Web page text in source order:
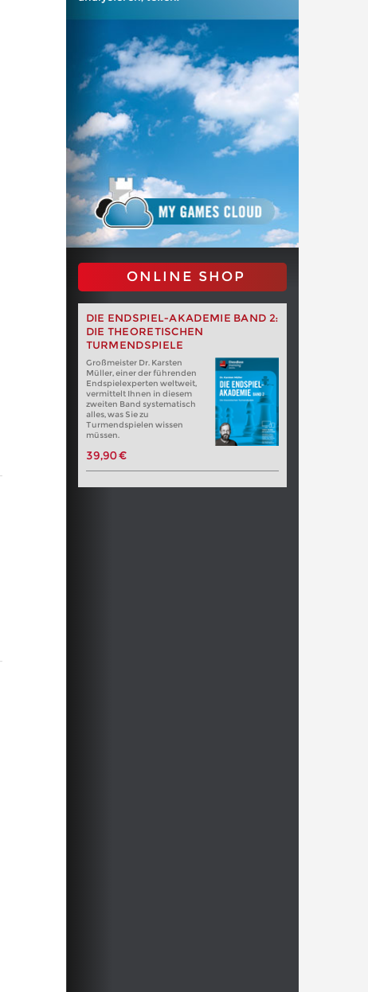
ONLINE SHOP
DIE ENDSPIEL-AKADEMIE BAND 2:
DIE THEORETISCHEN
TURMENDSPIELE
Großmeister Dr. Karsten
Müller, einer der führenden
Endspielexperten weltweit,
vermittelt Ihnen in diesem
zweiten Band systematisch
alles, was Sie zu
Turmendspielen wissen
müssen.
39,90 €